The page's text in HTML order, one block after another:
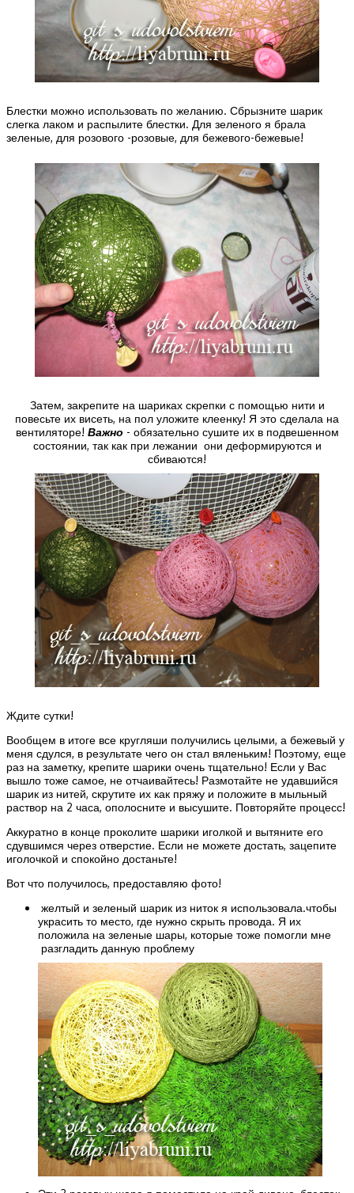
Блестки можно использовать по желанию. Сбрызните шарик
слегка лаком и распылите блестки. Для зеленого я брала
зеленые, для розового -розовые, для бежевого-бежевые!
Затем, закрепите на шариках скрепки с помощью нити и
повесьте их висеть, на пол уложите клеенку! Я это сделала на
вентиляторе! Важно - обязательно сушите их в подвешенном
состоянии, так как при лежании они деформируются и
сбиваются!
Ждите сутки!
Вообщем в итоге все кругляши получились целыми, а бежевый у
меня сдулся, в результате чего он стал вяленьким! Поэтому, еще
раз на заметку, крепите шарики очень тщательно! Если у Вас
вышло тоже самое, не отчаивайтесь! Размотайте не удавшийся
шарик из нитей, скрутите их как пряжу и положите в мыльный
раствор на 2 часа, ополосните и высушите. Повторяйте процесс!
Аккуратно в конце проколите шарики иголкой и вытяните его
сдувшимся через отверстие. Если не можете достать, зацепите
иголочкой и спокойно достаньте!
Вот что получилось, предоставляю фото!
желтый и зеленый шарик из ниток я использовала.чтобы
украсить то место, где нужно скрыть провода. Я их
положила на зеленые шары, которые тоже помогли мне
разгладить данную проблему